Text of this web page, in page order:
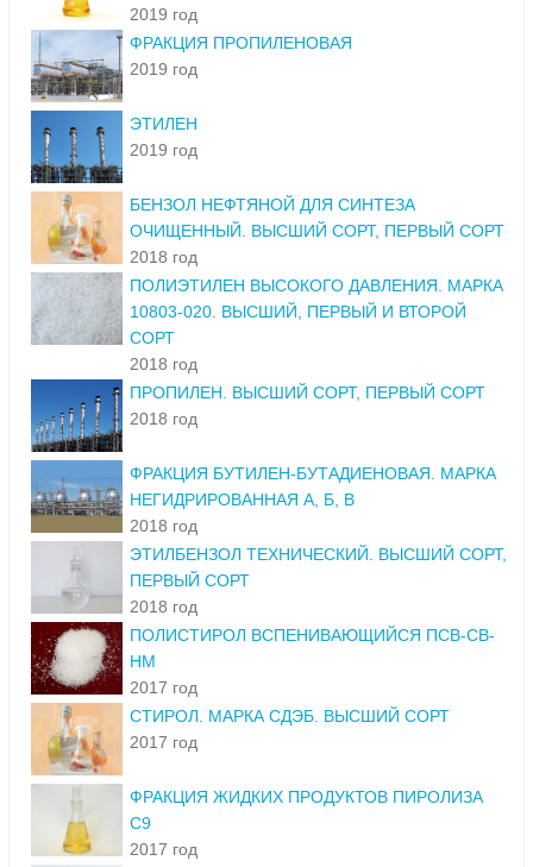
2019 год
ФРАКЦИЯ ПРОПИЛЕНОВАЯ
2019 год
ЭТИЛЕН
2019 год
БЕНЗОЛ НЕФТЯНОЙ ДЛЯ СИНТЕЗА
ОЧИЩЕННЫЙ. ВЫСШИЙ СОРТ, ПЕРВЫЙ СОРТ
2018 год
ПОЛИЭТИЛЕН ВЫСОКОГО ДАВЛЕНИЯ. МАРКА
10803-020. ВЫСШИЙ, ПЕРВЫЙ И ВТОРОЙ
СОРТ
2018 год
ПРОПИЛЕН. ВЫСШИЙ СОРТ, ПЕРВЫЙ СОРТ
2018 год
ФРАКЦИЯ БУТИЛЕН-БУТАДИЕНОВАЯ. МАРКА
НЕГИДРИРОВАННАЯ А, Б, В
2018 год
ЭТИЛБЕНЗОЛ ТЕХНИЧЕСКИЙ. ВЫСШИЙ СОРТ,
ПЕРВЫЙ СОРТ
2018 год
ПОЛИСТИРОЛ ВСПЕНИВАЮЩИЙСЯ ПСВ-СВ-
НМ
2017 год
СТИРОЛ. МАРКА СДЭБ. ВЫСШИЙ СОРТ
2017 год
ФРАКЦИЯ ЖИДКИХ ПРОДУКТОВ ПИРОЛИЗА
С9
2017 год